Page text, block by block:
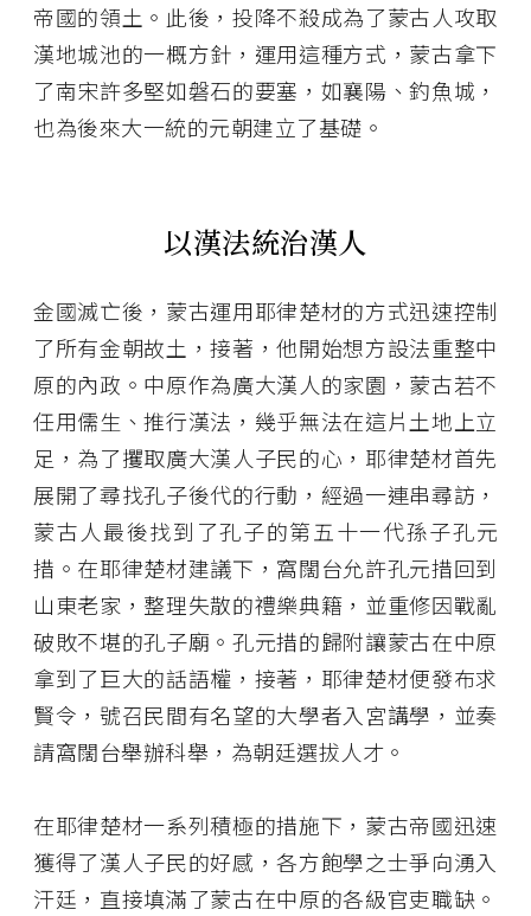
帝國的領土。此後，投降不殺成為了蒙古人攻取
漢地城池的一概方針，運用這種方式，蒙古拿下
了南宋許多堅如磐石的要塞，如襄陽、釣魚城，
也為後來大一統的元朝建立了基礎。
以漢法統治漢人
金國滅亡後，蒙古運用耶律楚材的方式迅速控制
了所有金朝故土，接著，他開始想方設法重整中
原的內政。中原作為廣大漢人的家園，蒙古若不
任用儒生、推行漢法，幾乎無法在這片土地上立
足，為了攫取廣大漢人子民的心，耶律楚材首先
展開了尋找孔子後代的行動，經過一連串尋訪，
蒙古人最後找到了孔子的第五十一代孫子孔元
措。在耶律楚材建議下，窩闊台允許孔元措回到
山東老家，整理失散的禮樂典籍，並重修因戰亂
破敗不堪的孔子廟。孔元措的歸附讓蒙古在中原
拿到了巨大的話語權，接著，耶律楚材便發布求
賢令，號召民間有名望的大學者入宮講學，並奏
請窩闊台舉辦科舉，為朝廷選拔人才。
在耶律楚材一系列積極的措施下，蒙古帝國迅速
獲得了漢人子民的好感，各方飽學之士爭向湧入
汗廷，直接填滿了蒙古在中原的各級官吏職缺。